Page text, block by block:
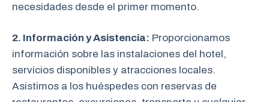
necesidades desde el primer momento.
2. Información y Asistencia: Proporcionamos
información sobre las instalaciones del hotel,
servicios disponibles y atracciones locales.
Asistimos a los huéspedes con reservas de